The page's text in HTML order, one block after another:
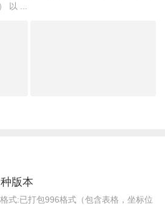
以 ...
版本
式:已打包996格式（包含表格，坐标位